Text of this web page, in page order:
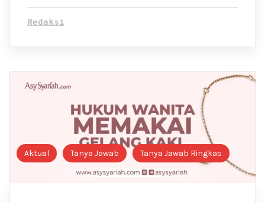
Redaksi
Aktual Tanya Jawab Tanya Jawab Ringkas